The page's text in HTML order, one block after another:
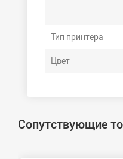
Тип принтера
Цвет
Сопутствующие